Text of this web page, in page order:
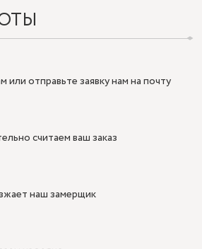
или отправьте заявку нам на почту
считаем ваш заказ
наш замерщик